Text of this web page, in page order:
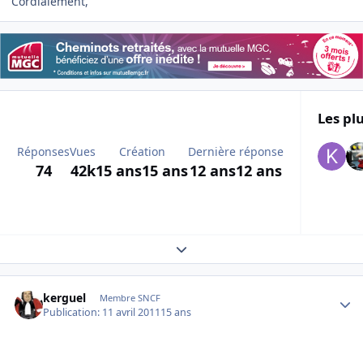
Réponses
74
Vues
42k
Création
15 ans15 ans
Dernière réponse
12 ans12 ans
Les
Expand topic overview
kerguel Membre SNCF
Publication: 11 avril 201115 ans